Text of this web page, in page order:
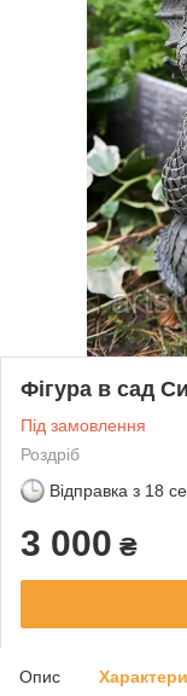
Фігура в сад
Під замовлення
Роздріб
Відправка з 18
3 000 ₴
Опис